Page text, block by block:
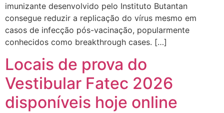
imunizante desenvolvido pelo Instituto Butantan
consegue reduzir a replicação do vírus mesmo em
casos de infecção pós-vacinação, popularmente
conhecidos como breakthrough cases. […]
Locais de prova do
Vestibular Fatec 2026
disponíveis hoje online